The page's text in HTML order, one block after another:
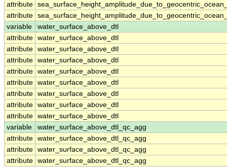
attribute
attribute
variable
water_surface_above_dtl
attribute water_surface_above_dtl
attribute water_surface_above_dtl
attribute water_surface_above_dtl
attribute water_surface_above_dtl
attribute water_surface_above_dtl
attribute water_surface_above_dtl
attribute water_surface_above_dtl
attribute water_surface_above_dtl
variable
water_surface_above_dtl_qc_agg
attribute water_surface_above_dtl_qc_agg
attribute water_surface_above_dtl_qc_agg
attribute water_surface_above_dtl_qc_agg